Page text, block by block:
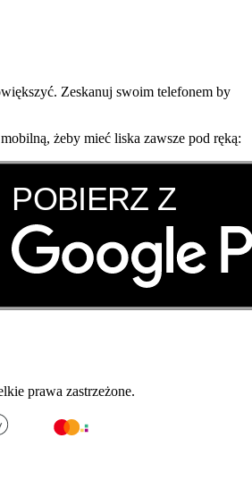
Zeskanuj swoim telefonem by
żeby mieć liska zawsze pod ręką:
prawa zastrzeżone.